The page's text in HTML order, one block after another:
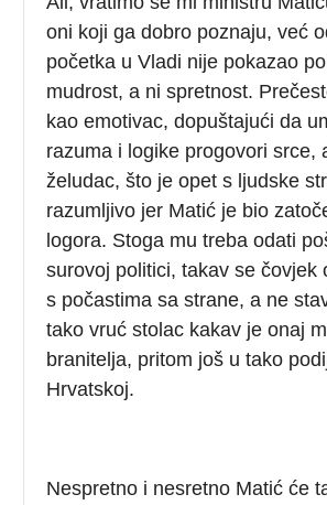
oni koji ga dobro poznaju, već
početka u Vladi nije pokazao
mudrost, a ni spretnost.
kao emotivac, dopuštajući da
razuma i logike progovori srce,
želudac, što je opet s ljudske
razumljivo jer Matić je bio
logora. Stoga mu treba odati
surovoj politici, takav se čovjek
s počastima sa strane, a ne
tako vruć stolac kakav je onaj
branitelja, pritom još u tako
Hrvatskoj.
Nespretno i nesretno Matić će